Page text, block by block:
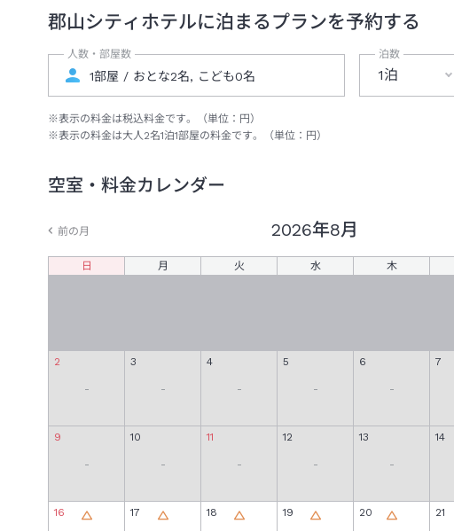
郡山シティホテルに泊まるプランを予約する
人数・部屋数 泊数
1泊
※表示の料金は税込料金です。（単位：円）
※表示の料金は大人2名1泊1部屋の料金です。（単位：円）
空室・料金カレンダー
2026年8月
日 月 火 水 木
2
-
3
-
4
-
5
-
6
-
7
9
-
10
-
11
-
12
-
13
-
14
16 17 18 19 20 21
前の月